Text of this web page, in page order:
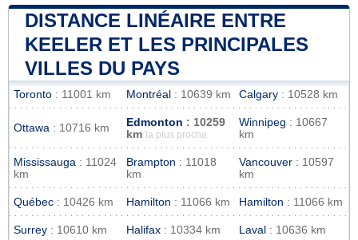
DISTANCE LINÉAIRE ENTRE
KEELER ET LES PRINCIPALES
VILLES DU PAYS
Toronto : 11001 km Montréal : 10639 km Calgary : 10528 km
Ottawa : 10716 km Edmonton : 10259
km
la plus proche
Winnipeg : 10667
km
Mississauga : 11024
km
Brampton : 11018
km
Vancouver : 10597
km
Québec : 10426 km Hamilton : 11066 km Hamilton : 11066 km
Surrey : 10610 km Halifax : 10334 km Laval : 10636 km